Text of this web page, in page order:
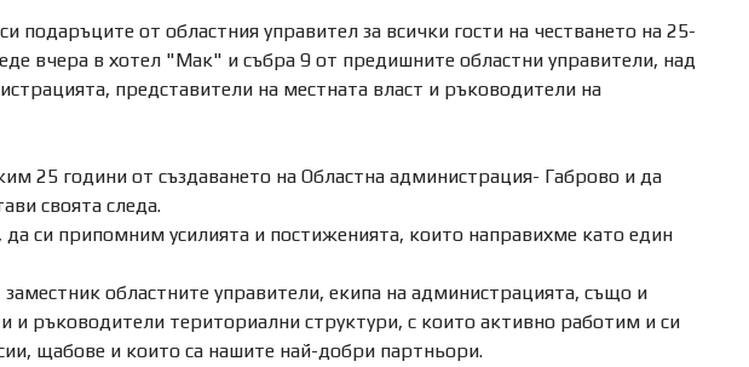
подаръците от областния управител за всички гости на честването на 25-
вчера в хотел "Мак" и събра 9 от предишните областни управители, над
представители на местната власт и ръководители на
25 години от създаването на Областна администрация- Габрово и да
своята следа.
си припомним усилията и постиженията, които направихме като един
областните управители, екипа на администрацията, също и
ръководители териториални структури, с които активно работим и си
щабове и които са нашите най-добри партньори.